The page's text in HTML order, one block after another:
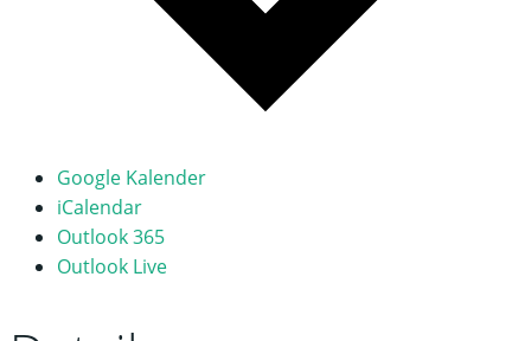
Google Kalender
iCalendar
Outlook 365
Outlook Live